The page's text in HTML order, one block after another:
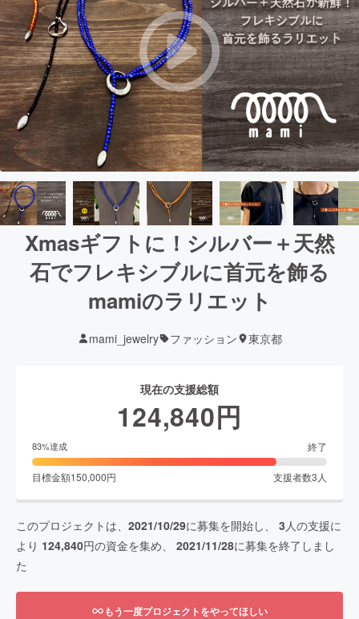
Xmasギフトに！シルバー＋天然
石でフレキシブルに首元を飾る
mamiのラリエット
mami_jewelry ファッション 東京都
現在の支援総額
124,840円
83%達成 終了
目標金額150,000円 支援者数3 人
このプロジェクトは、 2021/10/29に募集を開始し、 3 人の支援に
より 124,840円の資金を集め、 2021/11/28に募集を終了しまし
た
もう一度プロジェクトをやってほしい